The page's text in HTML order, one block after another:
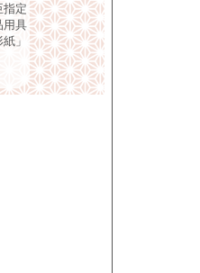
指定
用具
」